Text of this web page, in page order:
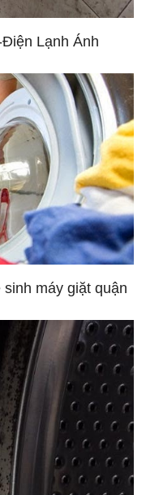
Lạnh Ánh
máy giặt quận